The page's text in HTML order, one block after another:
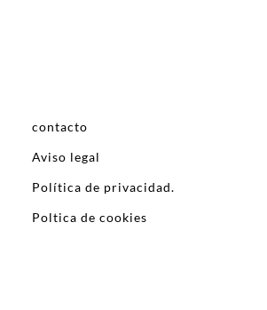
contacto
Aviso legal
Política de privacidad.
Poltica de cookies